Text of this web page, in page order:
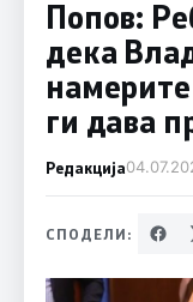
Попов:
дека
ги дава
Редакција
СПОДЕЛИ: